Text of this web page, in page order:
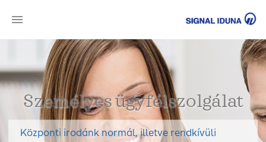
Személyes ügyfélszolgálat
Központi irodánk normál, illetve rendkívüli